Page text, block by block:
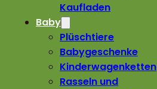
Kaufladen
Baby
Plüschtiere
Babygeschenke
Kinderwagenketten
Rasseln und